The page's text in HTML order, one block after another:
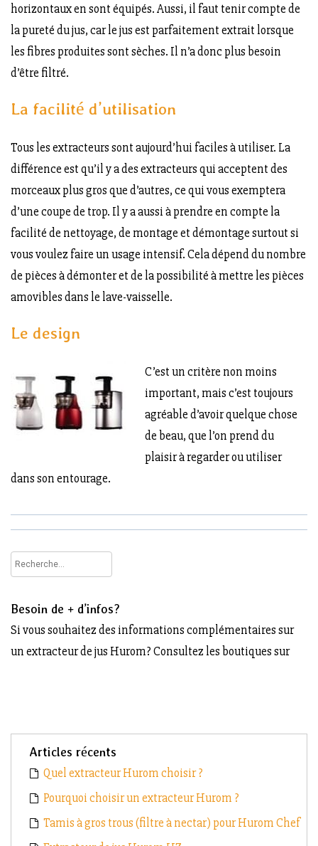
horizontaux en sont équipés. Aussi, il faut tenir compte de
la pureté du jus, car le jus est parfaitement extrait lorsque
les fibres produites sont sèches. Il n’a donc plus besoin
d’être filtré.
La facilité d’utilisation
Tous les extracteurs sont aujourd’hui faciles à utiliser. La
différence est qu’il y a des extracteurs qui acceptent des
morceaux plus gros que d’autres, ce qui vous exemptera
d’une coupe de trop. Il y a aussi à prendre en compte la
facilité de nettoyage, de montage et démontage surtout si
vous voulez faire un usage intensif. Cela dépend du nombre
de pièces à démonter et de la possibilité à mettre les pièces
amovibles dans le lave-vaisselle.
Le design
C’est un critère non moins
important, mais c’est toujours
agréable d’avoir quelque chose
de beau, que l’on prend du
plaisir à regarder ou utiliser
dans son entourage.
Rechercher :
Besoin de + d’infos?
Si vous souhaitez des informations complémentaires sur
un extracteur de jus Hurom? Consultez les boutiques sur
Articles récents
Quel extracteur Hurom choisir ?
Pourquoi choisir un extracteur Hurom ?
Tamis à gros trous (filtre à nectar) pour Hurom Chef